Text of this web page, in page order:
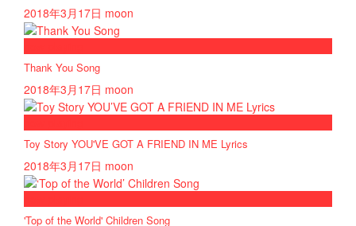
2018年3月17日 moon
Thank You Song
2018年3月17日 moon
Toy Story YOU'VE GOT A FRIEND IN ME Lyrics
2018年3月17日 moon
'Top of the World' Children Song